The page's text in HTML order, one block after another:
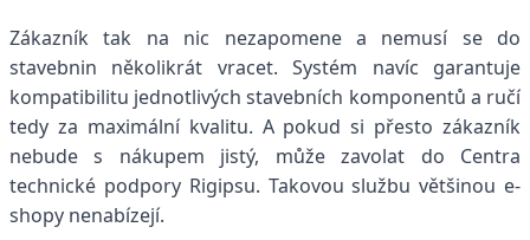
Zákazník tak na nic nezapomene a nemusí se do
stavebnin několikrát vracet. Systém navíc garantuje
kompatibilitu jednotlivých stavebních komponentů a ručí
tedy za maximální kvalitu. A pokud si přesto zákazník
nebude s nákupem jistý, může zavolat do Centra
technické podpory Rigipsu. Takovou službu většinou e-
shopy nenabízejí.